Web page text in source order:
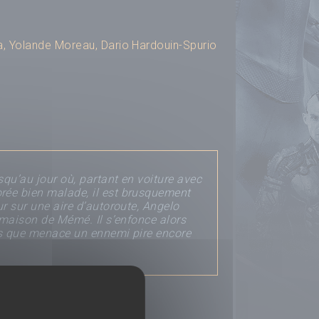
, Yolande Moreau, Dario Hardouin-Spurio
jour où, partant en voiture avec
bien malade, il est brusquement
sur une aire d’autoroute, Angelo
de Mémé. Il s’enfonce alors
menace un ennemi pire encore